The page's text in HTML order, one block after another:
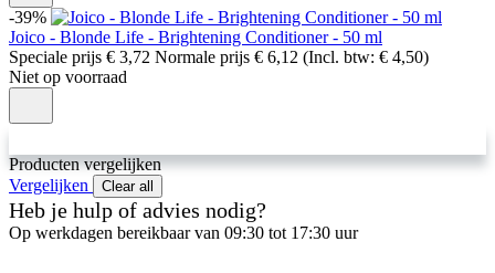
-39%
Joico - Blonde Life - Brightening Conditioner - 50 ml
Speciale prijs € 3,72 Normale prijs € 6,12 (Incl. btw: € 4,50)
Niet op voorraad
Producten vergelijken
Vergelijken
Clear all
Heb je hulp of advies nodig?
Op werkdagen bereikbaar van 09:30 tot 17:30 uur